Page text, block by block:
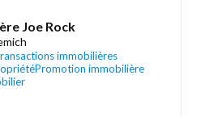
Joe Rock
immobilières
Promotion immobilière